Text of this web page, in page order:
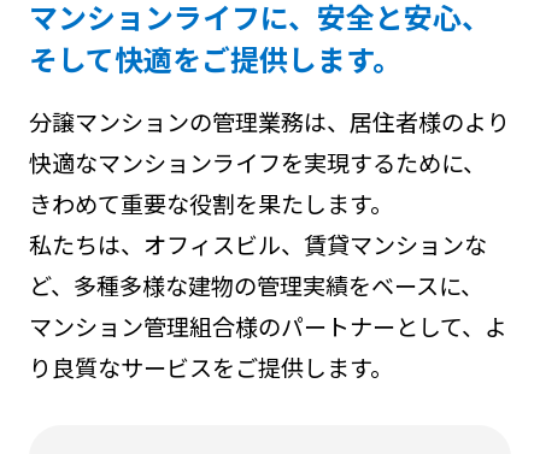
マンションライフに、安全と安心、
そして快適をご提供します。
分譲マンションの管理業務は、居住者様のより
快適なマンションライフを実現するために、
きわめて重要な役割を果たします。
私たちは、オフィスビル、賃貸マンションな
ど、多種多様な建物の管理実績をベースに、
マンション管理組合様のパートナーとして、よ
り良質なサービスをご提供します。